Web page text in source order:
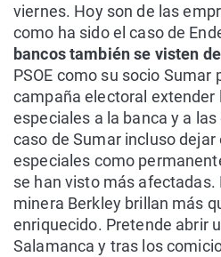
viernes. Hoy son de las
como ha sido el caso de
bancos también se visten
PSOE como su socio
campaña electoral extender
especiales a la banca y a las
caso de Sumar incluso
especiales como
se han visto más afectadas.
minera Berkley brillan más
enriquecido. Pretende abrir
Salamanca y tras los